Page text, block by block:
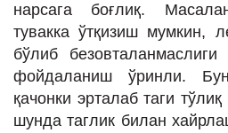
нарсага боғлиқ.
тувакка ўтқизиш мумкин,
бўлиб
фойдаланиш ўринли.
қачонки эрталаб таги
шунда таглик билан